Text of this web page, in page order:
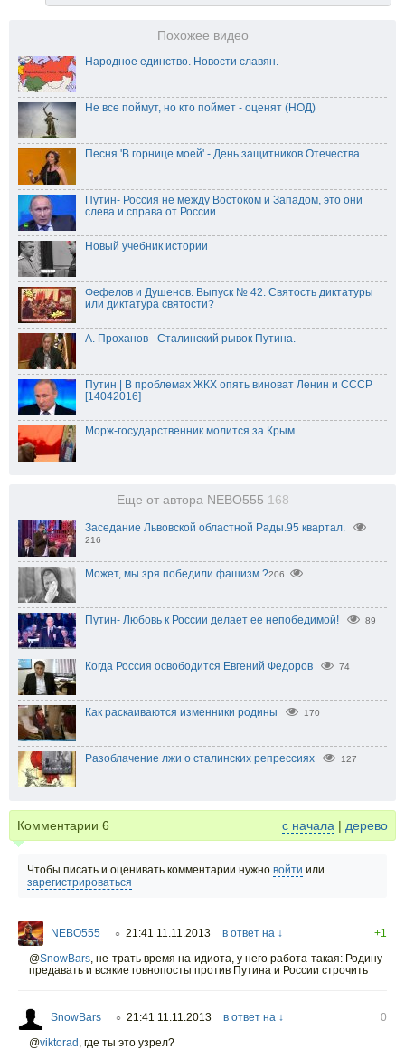
Похожее видео
Народное единство. Новости славян.
Не все поймут, но кто поймет - оценят (НОД)
Песня 'В горнице моей' - День защитников Отечества
Путин- Россия не между Востоком и Западом, это они
слева и справа от России
Новый учебник истории
Фефелов и Душенов. Выпуск № 42. Святость диктатуры
или диктатура святости?
А. Проханов - Сталинский рывок Путина.
Путин | В проблемах ЖКХ опять виноват Ленин и СССР
[14042016]
Морж-государственник молится за Крым
Еще от автора NEBO555 168
Заседание Львовской областной Рады.95 квартал.
216
206
Путин- Любовь к России делает ее непобедимой! 89
Когда Россия освободится Евгений Федоров 74
Как раскаиваются изменники родины 170
Разоблачение лжи о сталинских репрессиях 127
Комментарии 6 с начала | дерево
Чтобы писать и оценивать комментарии нужно войти или
зарегистрироваться
NEBO555 ○ 21:41 11.11.2013 в ответ на ↓
+1
@SnowBars,не трать время на идиота, у него работа такая: Родину
предавать и всякие говнопосты против Путина и России строчить
SnowBars ○ 21:41 11.11.2013 в ответ на ↓
0
@viktorad , где ты это узрел?